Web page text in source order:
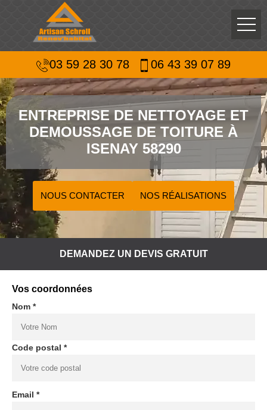
03 59 28 30 78 06 43 39 07 89
ENTREPRISE DE NETTOYAGE ET
DEMOUSSAGE DE TOITURE À
ISENAY 58290
NOUS CONTACTER NOS RÉALISATIONS
DEMANDEZ UN DEVIS GRATUIT
Vos coordonnées
Nom *
Code postal *
Email *